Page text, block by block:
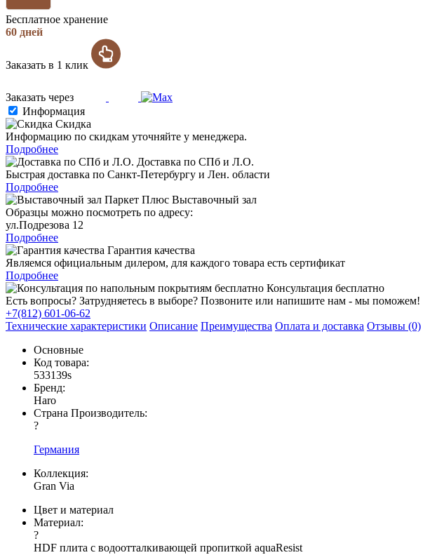
Бесплатное хранение
60 дней
Заказать в 1 клик
Заказать через
Информация
Скидка
Информацию по скидкам уточняйте у менеджера.
Подробнее
Доставка по СПб и Л.О.
Быстрая доставка по Санкт-Петербургу и Лен. области
Подробнее
Выставочный зал
Образцы можно посмотреть по адресу:
ул.Подрезова 12
Подробнее
Гарантия качества
Являемся официальным дилером, для каждого товара есть сертификат
Подробнее
Консультация бесплатно
Есть вопросы? Затрудняетесь в выборе? Позвоните или напишите нам - мы поможем!
+7(812) 601-06-62
Технические характеристики Описание Преимущества Оплата и доставка Отзывы (0)
Основные
Код товара:
533139s
Бренд:
Haro
Страна Производитель:
?
Германия
Коллекция:
Gran Via
Цвет и материал
Материал:
?
HDF плита с водоотталкивающей пропиткой aquaResist